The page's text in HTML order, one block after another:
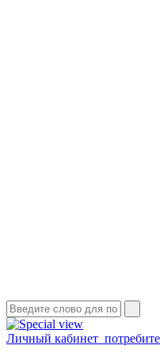
Личный кабинет